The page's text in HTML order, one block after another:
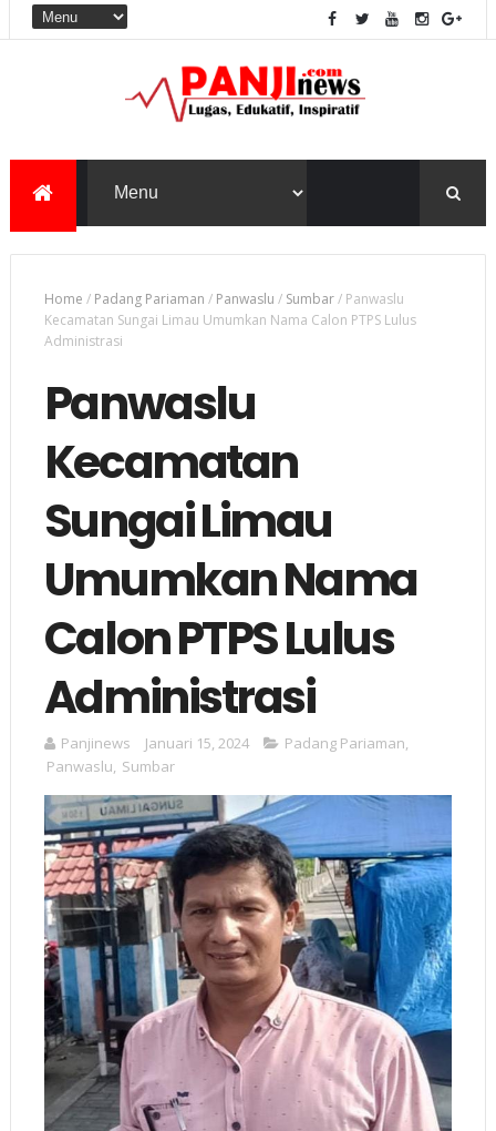
Home / Padang Pariaman / Panwaslu / Sumbar/ Panwaslu
Kecamatan Sungai Limau Umumkan Nama Calon PTPS Lulus
Administrasi
Panwaslu
Kecamatan
Sungai Limau
Umumkan Nama
Calon PTPS Lulus
Administrasi
Panjinews Januari 15, 2024 Padang Pariaman
Panwaslu Sumbar